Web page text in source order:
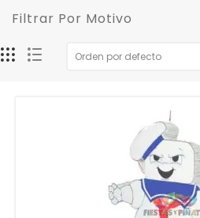
Filtrar Por Motivo